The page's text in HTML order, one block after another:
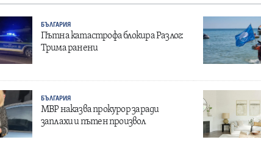
БЪЛГАРИЯ
Пътна катастрофа блокира Разлог:
Трима ранени
БЪЛГАРИЯ
МВР наказва прокурор заради
заплахи и пътен произвол